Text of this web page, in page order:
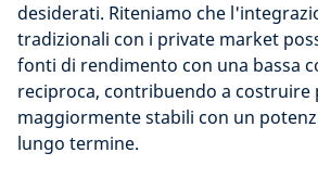
desiderati. Riteniamo che
tradizionali con i private market
fonti di rendimento con una bassa
reciproca, contribuendo a
maggiormente stabili con un
lungo termine.